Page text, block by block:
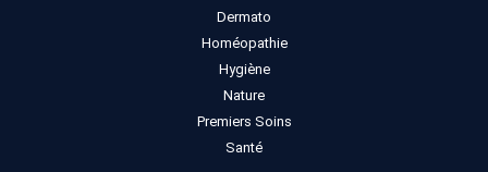
Dermato
Homéopathie
Hygiène
Nature
Premiers Soins
Santé